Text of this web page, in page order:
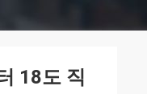
18도 직